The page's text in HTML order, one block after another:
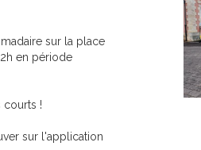
sur la place
en période
courts !
sur l'application